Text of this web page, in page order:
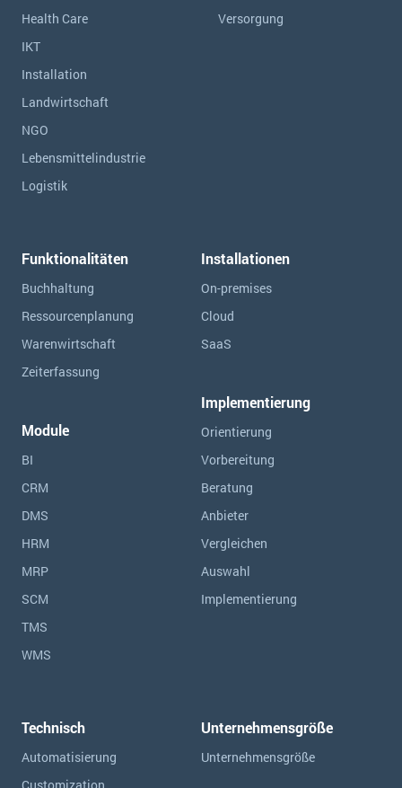
Health Care
IKT
Installation
Landwirtschaft
NGO
Lebensmittelindustrie
Logistik
Versorgung
Funktionalitäten
Buchhaltung
Ressourcen­planung
Warenwirtschaft
Zeiterfassung
Module
BI
CRM
DMS
HRM
MRP
SCM
TMS
WMS
Installationen
On-premises
Cloud
SaaS
Implementierung
Orientierung
Vorbereitung
Beratung
Anbieter
Vergleichen
Auswahl
Implementierung
Technisch
Automatisierung
Unternehmensgröße
Unternehmensgröße